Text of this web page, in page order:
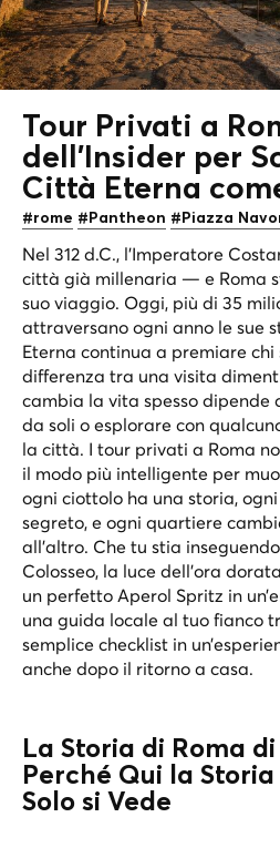
Tour Privati a
dell'Insider per
Città Eterna
#rome #Pantheon #Piazza
Nel 312 d.C., l’Imperatore
città già millenaria — e Roma
suo viaggio. Oggi, più di 35
attraversano ogni anno le sue
Eterna continua a premiare
differenza tra una visita
cambia la vita spesso dipende
da soli o esplorare con
la città. I tour privati a Roma
il modo più intelligente per
ogni ciottolo ha una storia,
segreto, e ogni quartiere
all’altro. Che tu stia
Colosseo, la luce dell’ora
un perfetto Aperol Spritz in
una guida locale al tuo fianco
semplice checklist in
anche dopo il ritorno a casa.
La Storia di Roma
Perché Qui la
Solo si Vede